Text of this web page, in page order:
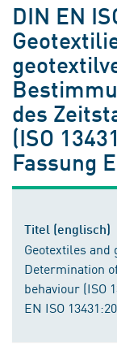
DIN EN
des
(ISO
Fassung
Titel (englisch)
Geotextiles
Determination
behaviour (ISO
EN ISO